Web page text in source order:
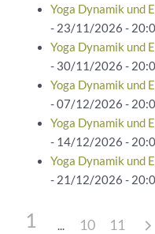
Yoga Dynamik und
- 23/11/2026 -
Yoga Dynamik und
- 30/11/2026 -
Yoga Dynamik und
- 07/12/2026 -
Yoga Dynamik und
- 14/12/2026 -
Yoga Dynamik und
- 21/12/2026 -
1 10 11